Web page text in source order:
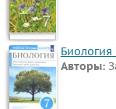
Информатика
ОБЖ
География
Музыка
ИЗО
Биология
Авторы: